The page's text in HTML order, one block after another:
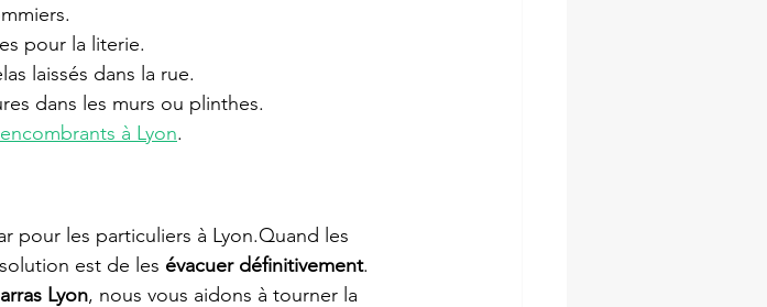
pour la literie.
laissés dans la rue.
dans les murs ou plinthes.
à Lyon.
pour les particuliers à Lyon.Quand les
est de les évacuer définitivement.
Lyon, nous vous aidons à tourner la